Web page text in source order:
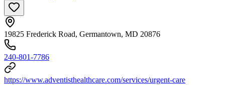
19825 Frederick Road, Germantown, MD 20876
240-801-7786
https://www.adventisthealthcare.com/services/urgent-care